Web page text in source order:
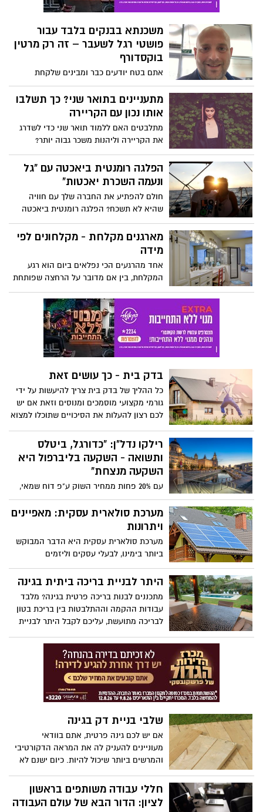
שמות עם זיקה חזקה למקרא.
משכנתא בבנקים בלבד עבור
פושטי רגל לשעבר – זה רק מרטין
בוקסדורף
אתם בטח יודעים כבר ומבינים שלקחת
משכנתא אחרי שעוברים פשיטת רגל זה דבר
קשה ומורכב. הבנקים לא באמת רוצים
להתייחס בכלל לאנשים שעברו פשיטות רגל,
רגל ואני אנסה לעזור במאמר הזה להסביר
מתעניינים בתואר שני? כך תשלבו
אותו נכון עם הקריירה
מתלבטים האם ללמוד תואר שני כדי לשדרג
את הקריירה וליהנות משכר גבוה יותר?
מעוניינים ללמוד לתואר שני מתקדם אך אינכם
מסוגלים לדמיין כיצד תצליחו לשלב בין
לימודים לעבודה, קריירה, זוגיות וילדים? אם
הפלגה רומנטית ביאכטה עם "גל
ונעמה השכרת יאכטות"
חולם להפתיע את החברה שלך עם חוויה
שהיא לא תשכח? הפלגה רומנטית ביאכטה
זאת הבחירה הנכונה ביותר. בכתבה זו נספר
לך מה אסור לך לפספס...
מארגנים מקלחת - מקלחונים לפי
מידה
אחד מהרגעים הכי נפלאים ביום הוא רגע
המקלחת, בין אם מדובר על הרחצה שפותחת
את הבוקר, או זאת שחותמת את היום.
מקלחת נעימה היא כמו קסם, מנקה, מרעננת
ומרגיעה. על מנת לייצר את הרגע המושלם
ניתן כמובן לרחוץ באמבטיה או דווקא
במקלחונים לפי מידה, דוש המותאם בצורה
מושלמת לחדר הרחצה.
בדק בית - כך עושים זאת
כל ההליך של בדק בית צריך להיעשות על ידי
גורמי מקצועי מוסמכים ומנוסים וזאת אם יש
לכם רצון להעלות את הסיכויים שתוכלו למצוא
יוכל להיווכח כי הוא יהיה בכיוון הנכון וזאת כל
עוד חושבים על הנושא הזה. אז בחרו נכונה
ושימו לב כי אתם מחפשים אחר גורם מקצועי
שיסייע לכם כבר מהשנייה הראשונה.
רילקו נדל"ן: "כדורגל, ביטלס
ותשואה - השקעה בליברפול היא
השקעה מנצחת"
עם 20% פחות ממחיר השוק ע"פ דוח שמאי,
תשואה שנתית גבוהה, מס של 0% על
ההכנסות, ושלוש אוניברסיטאות גדולות
ומובילות שיוצרות ביקושים מתמידים לשכירות
רילקו השקעות נדל"ן, מעניקה למשקיעים
תנאי פתיחה מעולים.
מערכת סולארית עסקית: מאפיינים
ויתרונות
מערכת סולארית עסקית היא הדבר המבוקש
ביותר בימינו, לבעלי עסקים וליזמים
היתר לבניית בריכה ביתית בגינה
מתכננים לבנות בריכה פרטית בגינה? מלבד
עבודות ההקמה וההתלבטות בין בריכת בטון
לבריכה מתועשת, עליכם לקבל היתר לבניית
בירוקרטיה קלה, אך בהחלט שווה את
התוצאה הסופית ואת ההנאה מהבריכה. אז
בואו נראה כיצד מוציאים רישיון לבריכת
שחייה ביתית, אילו בעלי מקצוע נחוצים
לתהליך ומהם השלבים שיהיה עליכם לעבור
שלבי בניית דק בגינה
אם יש לכם גינה פרטית, אתם בוודאי
מעוניינים להעניק לה את המראה הדקורטיבי
והמרשים ביותר שיכול להיות. כיום ישנם לא
גינות נוי, שמטרתן היא ליפות את הגינה
ולהעניק לה מראה אסתטי וייחודי. דק לגינה
מהווה תוספת דקורטיבית מאוד עבור כל גינה.
חללי עבודה משותפים בראשון
לציון: הדור הבא של עולם העבודה